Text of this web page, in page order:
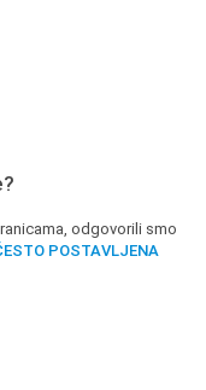
odgovorili smo
POSTAVLJENA